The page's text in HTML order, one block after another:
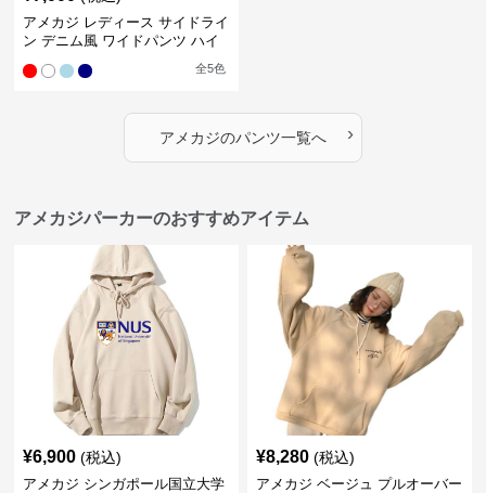
アメカジ レディース サイドライ
ン デニム風 ワイドパンツ ハイ
全5色
アメカジのパンツ一覧へ ›
アメカジパーカーのおすすめアイテム
¥6,900 (税込)
アメカジ シンガポール国立大学
¥8,280 (税込)
アメカジ ベージュ プルオーバー